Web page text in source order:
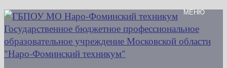
Перейти
к
содержимому